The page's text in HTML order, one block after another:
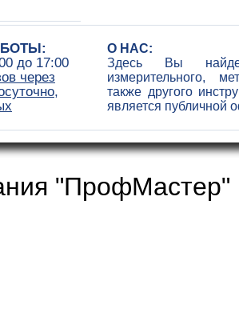
до 17:00
через
О НАС:
Здесь Вы
измерительного,
также другого
является публичной
"ПрофМастер"